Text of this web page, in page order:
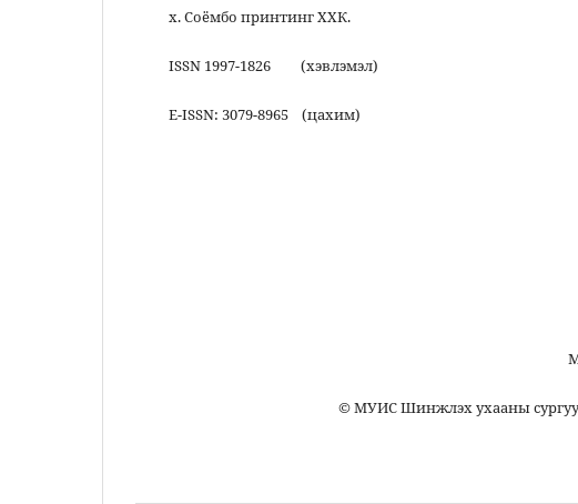
х. Соёмбо принтинг ХХК.
ISSN 1997-1826 (хэвлэмэл)
Е-ISSN: 3079-8965 (цахим)
Монгол Улс
Монгол Улсын
Шинжлэх
Монгол хэл, хэл
© МУИС Шинжлэх ухааны сургууль,